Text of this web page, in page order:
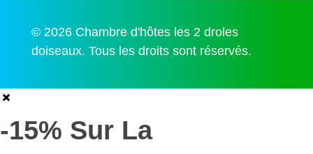
© 2026 Chambre d'hôtes les 2 droles
doiseaux. Tous les droits sont réservés.
-15% Sur La